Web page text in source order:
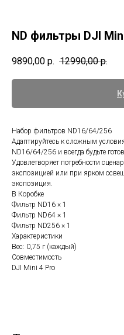
ND фильтры DJI
9890,00 р. 12990,00 р.
Набор фильтров ND16/64/256
Адаптируйтесь к сложным
ND16/64/256 и всегда будьте
Удовлетворяет потребности
экспозицией или при ярком
экспозиция.
В Коробке
Фильтр ND16 × 1
Фильтр ND64 × 1
Фильтр ND256 × 1
Характеристики
Вес: 0,75 г (каждый)
Совместимость
DJI Mini 4 Pro
Топ продаж